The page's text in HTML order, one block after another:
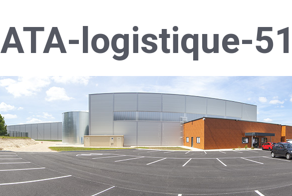
ATA-logistique-51